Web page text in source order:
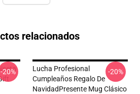
relacionados
-20%
Lucha Profesional
Cumpleaños Regalo De
NavidadPresente Mug Clásico
-20%